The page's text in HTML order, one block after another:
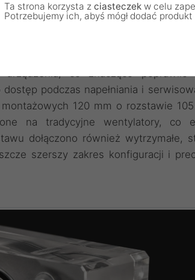
i niespotykana elastyczność
generacja uznanych na rynku
układów chłodzenia
co znacząco poprawiło
podczas napełniania i
120 mm o rozstawie
na tradycyjne wentylatory, co
dołączono również wytrzymałe,
szerszy zakres konfiguracji i
Ta strona korzysta z ciasteczek w celu
Potrzebujemy ich, abyś mógł dodać